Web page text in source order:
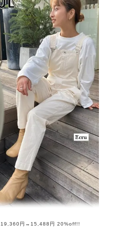
19,360円→15,488円 20%off!!